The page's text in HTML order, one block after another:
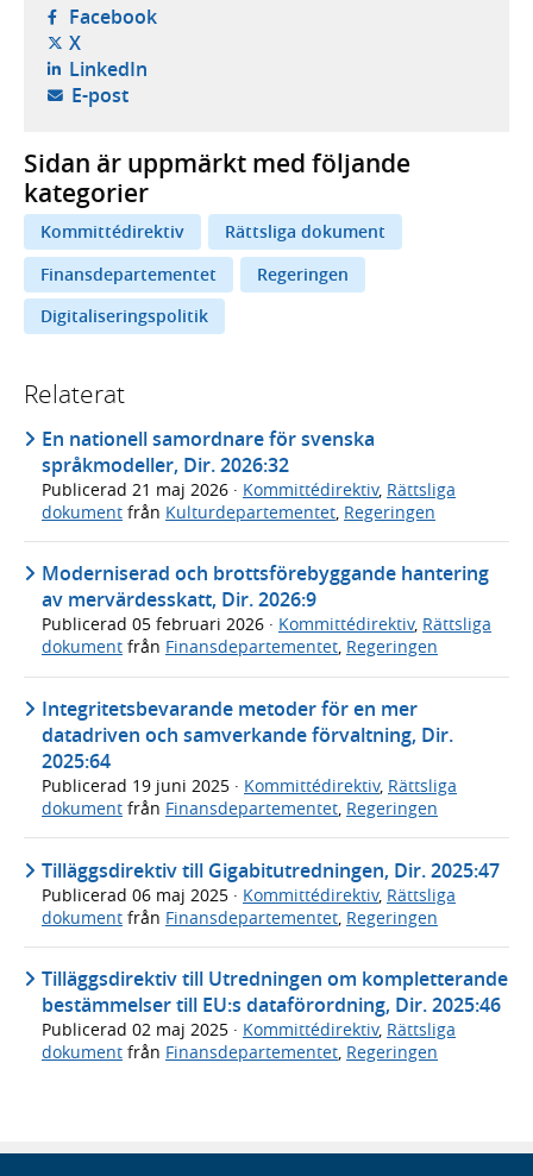
Facebook- öppnas i ny flik, extern webbplats,
X- öppnas i ny flik, extern webbplats,
LinkedIn- öppnas i ny flik, extern webbplats,
E-post- öppnar din e-postklient,
Sidan är uppmärkt med följande
kategorier
Kommittédirektiv
Rättsliga dokument
Finansdepartementet
Regeringen
Digitaliseringspolitik
Relaterat
En nationell samordnare för svenska
språkmodeller, Dir. 2026:32
Publicerad 21 maj 2026 · Kommittédirektiv, Rättsliga
dokument från Kulturdepartementet Regeringen
Moderniserad och brottsförebyggande hantering
av mervärdesskatt, Dir. 2026:9
Publicerad 05 februari 2026 · Kommittédirektiv, Rättsliga
dokument från Finansdepartementet, Regeringen
Integritetsbevarande metoder för en mer
datadriven och samverkande förvaltning, Dir.
2025:64
Publicerad 19 juni 2025 · Kommittédirektiv, Rättsliga
dokument från Finansdepartementet, Regeringen
Tilläggsdirektiv till Gigabitutredningen, Dir. 2025:47
Publicerad 06 maj 2025 · Kommittédirektiv, Rättsliga
dokument från Finansdepartementet Regeringen
Tilläggsdirektiv till Utredningen om kompletterande
bestämmelser till EU:s dataförordning, Dir. 2025:46
Publicerad 02 maj 2025 · Kommittédirektiv, Rättsliga
dokument från Finansdepartementet, Regeringen